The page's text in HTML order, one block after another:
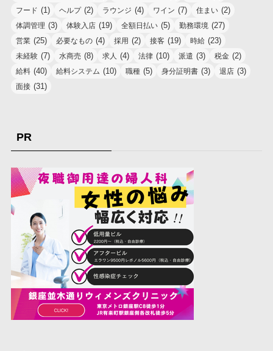
フード (1) ヘルプ(2) ラウンジ (4) ワイン (7) 住まい (2)
体調管理 (3) 体験入店 (19) 全額日払い (5) 勤務環境 (27)
営業 (25) 必要なもの (4) 採用 (2) 接客 (19) 時給 (23)
未経験 (7) 水商売 (8) 求人 (4) 法律 (10) 派遣 (3) 税金 (2)
給料 (40) 給料システム (10) 職種 (5) 身分証明書 (3) 退店 (3)
面接 (31)
PR